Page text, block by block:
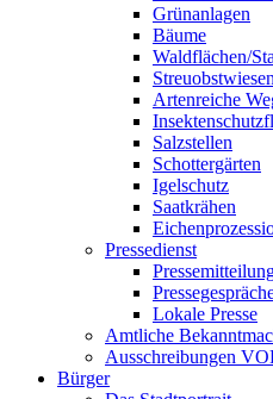
Grünanlagen
Bäume
Waldflächen/
Streuobstwiesen
Artenreiche
Salzstellen
Schottergärten
Igelschutz
Saatkrähen
Pressedienst
Lokale Presse
Amtliche
Ausschreibungen
Bürger